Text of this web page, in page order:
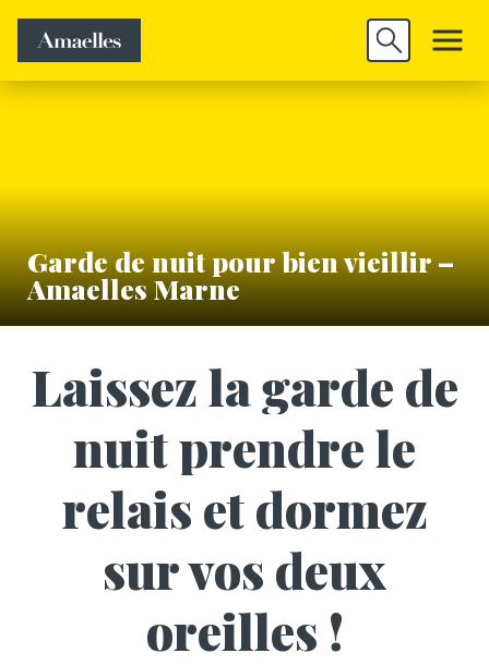
Découvrir
Garde de nuit pour bien vieillir –
Amaelles Marne
Laissez la garde de
nuit prendre le
relais et dormez
sur vos deux
oreilles !